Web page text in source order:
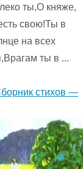
ты,О княже,
свою!Ты в
на всех
ты в ...
стихов —